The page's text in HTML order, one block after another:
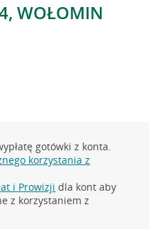
WOŁOMIN
gotówki z konta.
korzystania z
i Prowizji dla kont aby
z korzystaniem z